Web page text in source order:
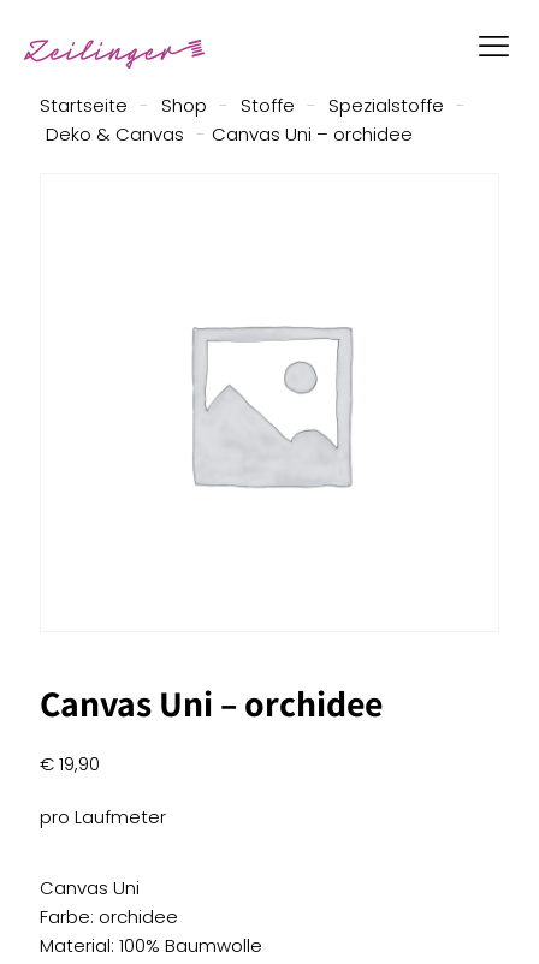
Startseite - Shop - Stoffe - Spezialstoffe -
Deko & Canvas - Canvas Uni – orchidee
Canvas Uni – orchidee
€19,90
pro Laufmeter
Canvas Uni
Farbe: orchidee
Material: 100% Baumwolle